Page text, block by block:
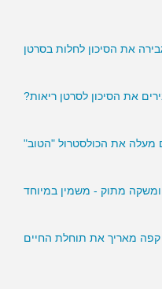
את הסיכון לחלות בסרטן
את הסיכון לסרטן ריאות?
מעלה את הכולסטרול "הטוב"
ומשקה מתוק - משמין במיוחד
מאריך את תוחלת החיים